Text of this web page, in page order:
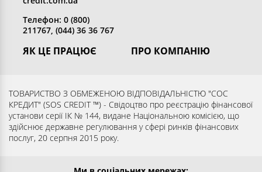
ЯК ЦЕ ПРАЦЮЄ
Повернути кредит
Запитання та відповіді
Партнерам
ПРО КОМПАНІЮ
Розкриття інформації
Контакти
Згода суб’єкта на обробку
Телефон: 0 (800)
211767, (044) 36 36 767
ТОВАРИСТВО З ОБМЕЖЕНОЮ ВІДПОВІДАЛЬНІСТЮ "СОС
КРЕДИТ" (SOS CREDIT ™) - Свідоцтво про реєстрацію фінансової
установи серії ІК № 144, видане Національною комісією, що
здійснює державне регулювання у сфері ринків фінансових
послуг, 20 серпня 2015 року.